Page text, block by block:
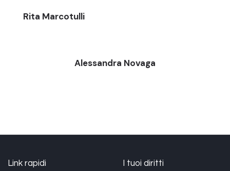
Rita Marcotulli
Alessandra Novaga
Link rapidi I tuoi diritti